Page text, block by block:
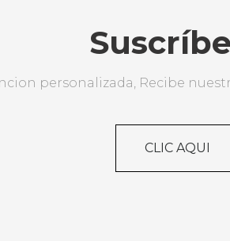
personalizada, Recibe
CLIC AQUI